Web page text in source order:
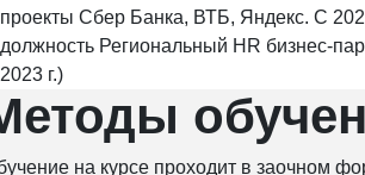
проекты Сбер Банка, ВТБ, Яндекс. С
должность Региональный HR бизнес-
2023 г.)
на курсе проходит в заочном